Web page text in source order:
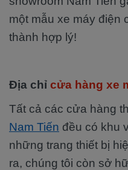
một mẫu xe máy điện
thành hợp lý!
Địa chỉ cửa hàng xe
Tất cả các cửa hàng
Nam Tiến đều có khu
những trang thiết bị
ra, chúng tôi còn sở